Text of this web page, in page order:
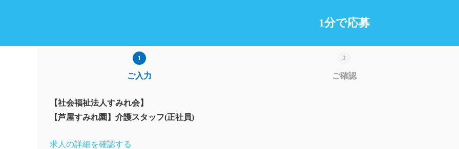
1分で応募
ご入力 ご確認
【社会福祉法人すみれ会】
【芦屋すみれ園】介護スタッフ(正社員)
求人の詳細を確認する